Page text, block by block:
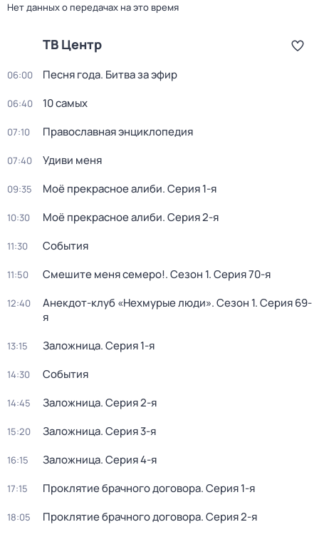
Нет данных о передачах на это время
ТВ Центр
06:00 Песня года. Битва за эфир
06:40 10 самых
07:10 Православная энциклопедия
07:40 Удиви меня
09:35 Моё прекрасное алиби. Серия 1-я
10:30 Моё прекрасное алиби. Серия 2-я
11:30 События
11:50 Смешите меня семеро!. Сезон 1. Серия 70-я
12:40 Анекдот-клуб «Нехмурые люди». Сезон 1. Серия 69-
я
13:15 Заложница. Серия 1-я
14:30 События
14:45 Заложница. Серия 2-я
15:20 Заложница. Серия 3-я
16:15 Заложница. Серия 4-я
17:15 Проклятие брачного договора. Серия 1-я
18:05 Проклятие брачного договора. Серия 2-я